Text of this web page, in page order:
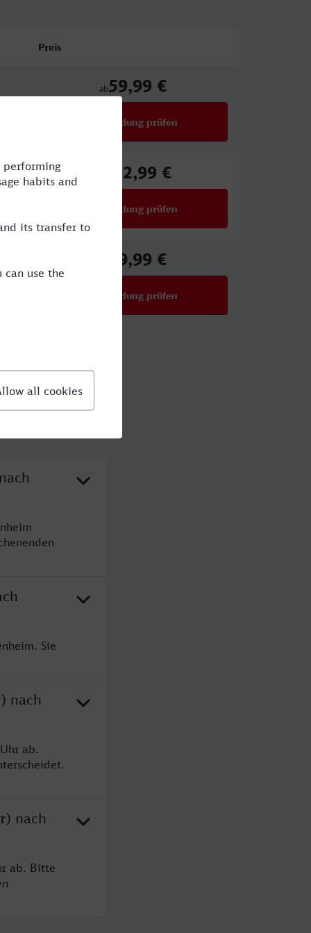
Preis
ab59,99 €
Verbindung prüfen
112,99 €
Verbindung prüfen
59,99 €
Verbindung prüfen
Sie
nach
ab.
nach
ab. Bitte